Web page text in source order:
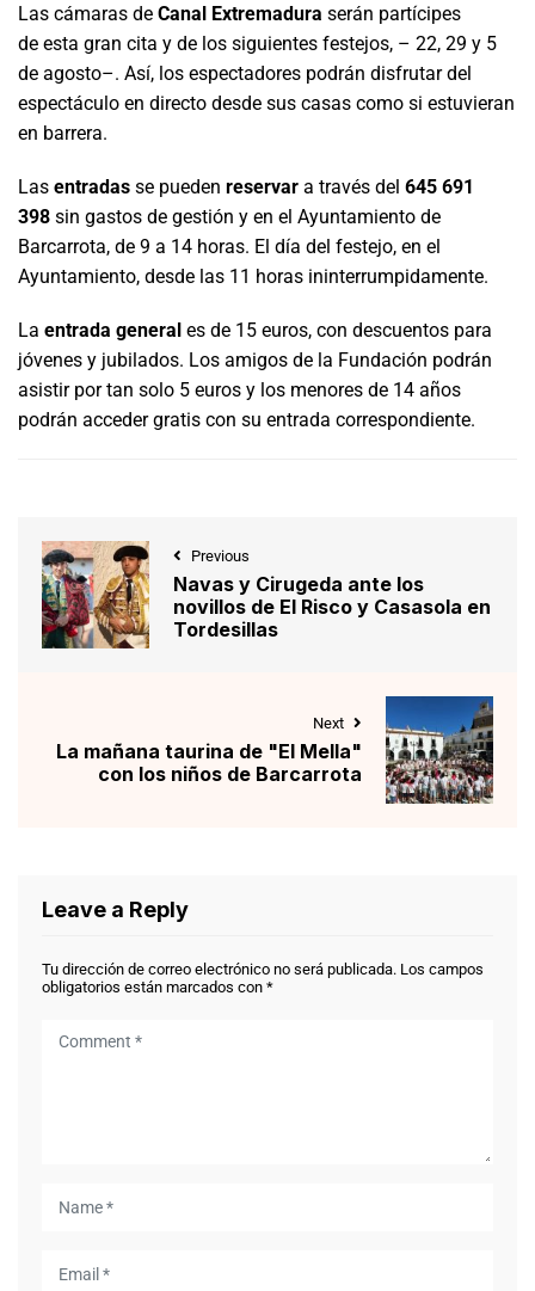
Las cámaras de Canal Extremadura serán partícipes
de esta gran cita y de los siguientes festejos, – 22, 29 y 5
de agosto–. Así, los espectadores podrán disfrutar del
espectáculo en directo desde sus casas como si estuvieran
en barrera.
Las entradas se pueden reservar a través del 645 691
398 sin gastos de gestión y en el Ayuntamiento de
Barcarrota, de 9 a 14 horas. El día del festejo, en el
Ayuntamiento, desde las 11 horas ininterrumpidamente.
La entrada general es de 15 euros, con descuentos para
jóvenes y jubilados. Los amigos de la Fundación podrán
asistir por tan solo 5 euros y los menores de 14 años
podrán acceder gratis con su entrada correspondiente.
Previous
Navas y Cirugeda ante los
novillos de El Risco y Casasola en
Tordesillas
Next
La mañana taurina de "El Mella"
con los niños de Barcarrota
Leave a Reply
Tu dirección de correo electrónico no será publicada. Los campos
obligatorios están marcados con *